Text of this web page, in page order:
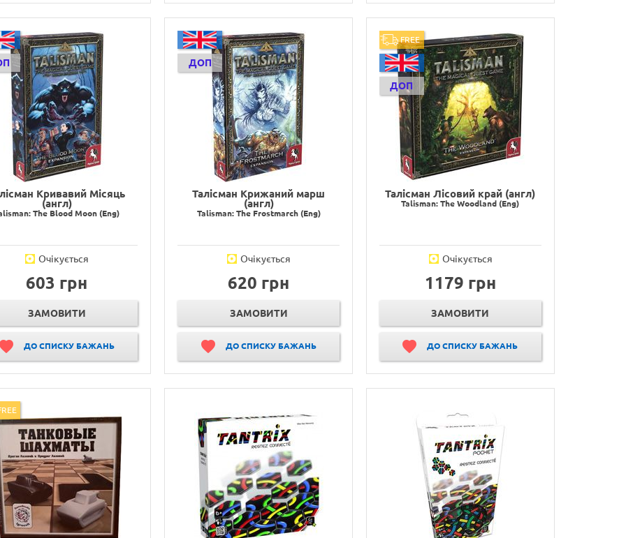
Кривавий Місяць
(англ)
The Blood Moon (Eng)
Очікується
603 грн
ЗАМОВИТИ
ДО СПИСКУ БАЖАНЬ
ДОП
Талісман Крижаний марш
(англ)
Talisman: The Frostmarch (Eng)
Очікується
620 грн
ЗАМОВИТИ
ДО СПИСКУ БАЖАНЬ
FREE
ДОП
Талісман Лісовий край (англ)
Talisman: The Woodland (Eng)
Очікується
1179 грн
ЗАМОВИТИ
ДО СПИСКУ БАЖАНЬ